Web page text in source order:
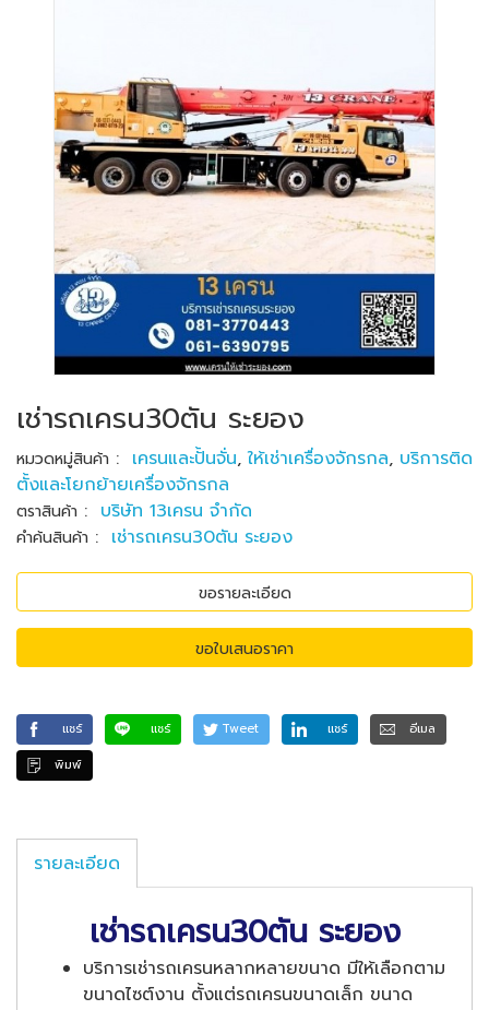
เช่ารถเครน30ตัน ระยอง
หมวดหมู่สินค้า : เครนและปั้นจั่น,ให้เช่าเครื่องจักรกล, บริการติด
ตั้งและโยกย้ายเครื่องจักรกล
ตราสินค้า : บริษัท 13เครน จำกัด
คำค้นสินค้า : เช่ารถเครน30ตัน ระยอง
ขอรายละเอียด
ขอใบเสนอราคา
แชร์ แชร์ Tweet แชร์
อีเมล
พิมพ์
รายละเอียด
เช่ารถเครน30ตัน ระยอง
บริการเช่ารถเครนหลากหลายขนาด มีให้เลือกตาม
ขนาดไซต์งาน ตั้งแต่รถเครนขนาดเล็ก ขนาด